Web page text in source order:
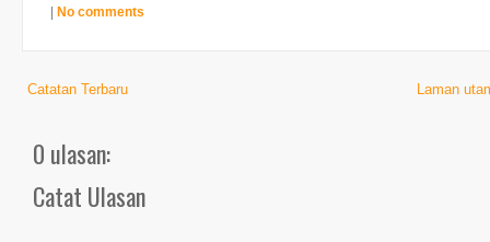
No comments
Catatan Terbaru Laman
0 ulasan:
Catat Ulasan